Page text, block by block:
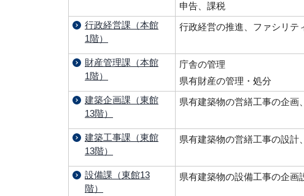
申告、課税
行政経営課（本館
1階）
行政経営の推進、ファシリテ
財産管理課（本館
1階）
庁舎の管理
県有財産の管理・処分
建築企画課（東館
13階）
県有建築物の営繕工事の企画
建築工事課（東館
13階）
県有建築物の営繕工事の設計
設備課（東館13
階）
県有建築物の設備工事の企画